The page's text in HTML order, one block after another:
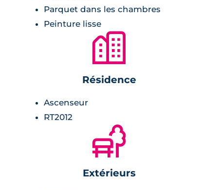
Parquet dans les chambres
Peinture lisse
🏙
Résidence
Ascenseur
RT2012
🌲
Extérieurs